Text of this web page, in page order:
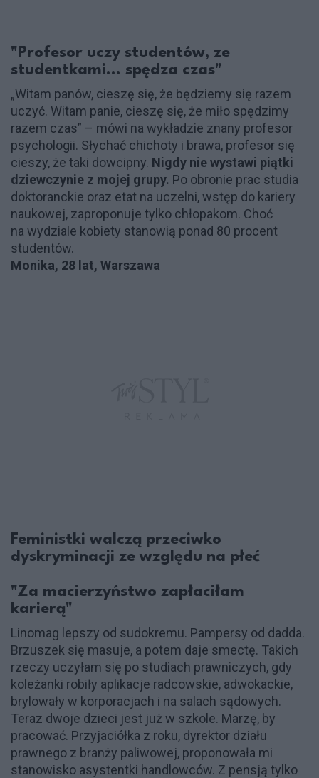
"Profesor uczy studentów, ze
studentkami... spędza czas"
„Witam panów, cieszę się, że będziemy się razem
uczyć. Witam panie, cieszę się, że miło spędzimy
razem czas” – mówi na wykładzie znany profesor
psychologii. Słychać chichoty i brawa, profesor się
cieszy, że taki dowcipny. Nigdy nie wystawi piątki
dziewczynie z mojej grupy. Po obronie prac studia
doktoranckie oraz etat na uczelni, wstęp do kariery
naukowej, zaproponuje tylko chłopakom. Choć
na wydziale kobiety stanowią ponad 80 procent
studentów.
Monika, 28 lat, Warszawa
Feministki walczą przeciwko
dyskryminacji ze względu na płeć
"Za macierzyństwo zapłaciłam
karierą"
Linomag lepszy od sudokremu. Pampersy od dadda.
Brzuszek się masuje, a potem daje smectę. Takich
rzeczy uczyłam się po studiach prawniczych, gdy
koleżanki robiły aplikacje radcowskie, adwokackie,
brylowały w korporacjach i na salach sądowych.
Teraz dwoje dzieci jest już w szkole. Marzę, by
pracować. Przyjaciółka z roku, dyrektor działu
prawnego z branży paliwowej, proponowała mi
stanowisko asystentki handlowców. Z pensją tylko